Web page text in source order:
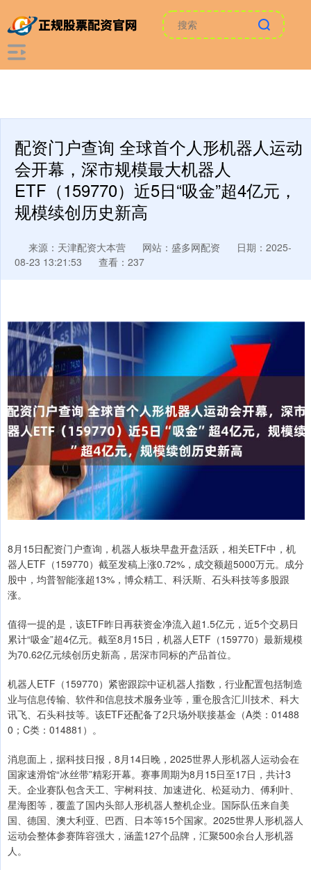
配资门户查询 全球首个人形机器人运动
会开幕，深市规模最大机器人
ETF（159770）近5日“吸金”超4亿元，
规模续创历史新高
来源：天津配资大本营 网站：盛多网配资
日期：2025-
08-23 13:21:53
查看：237
8月15日配资门户查询，机器人板块早盘开盘活跃，相关ETF中，机
器人ETF（159770）截至发稿上涨0.72%，成交额超5000万元。成分
股中，均普智能涨超13%，博众精工、科沃斯、石头科技等多股跟
涨。
值得一提的是，该ETF昨日再获资金净流入超1.5亿元，近5个交易日
累计“吸金”超4亿元。截至8月15日，机器人ETF（159770）最新规模
为70.62亿元续创历史新高，居深市同标的产品首位。
机器人ETF（159770）紧密跟踪中证机器人指数，行业配置包括制造
业与信息传输、软件和信息技术服务业等，重仓股含汇川技术、科大
讯飞、石头科技等。该ETF还配备了2只场外联接基金（A类：01488
0；C类：014881）。
消息面上，据科技日报，8月14日晚，2025世界人形机器人运动会在
国家速滑馆“冰丝带”精彩开幕。赛事周期为8月15日至17日，共计3
天。企业赛队包含天工、宇树科技、加速进化、松延动力、傅利叶、
星海图等，覆盖了国内头部人形机器人整机企业。国际队伍来自美
国、德国、澳大利亚、巴西、日本等15个国家。2025世界人形机器人
运动会整体参赛阵容强大，涵盖127个品牌，汇聚500余台人形机器
人。